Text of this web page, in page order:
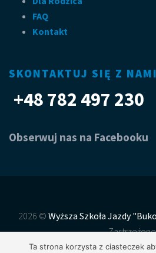
FAQ
Kontakt
SKONTAKTUJ SIĘ Z NAMI
+48 782 497 230
Obserwuj nas na Facebooku
2026 © Wyższa Szkoła Jazdy
Zastrzeżone
Realizacja, wdrożenie:
Ta strona korzysta z ciasteczek